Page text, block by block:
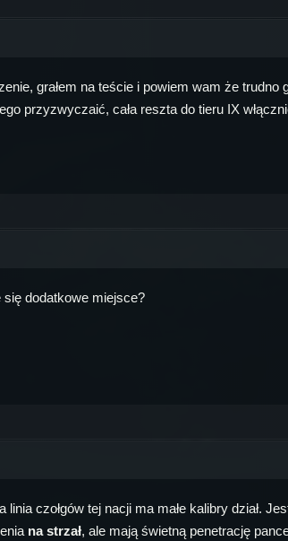
grałem na teście i powiem wam że
przyzwyczaić, cała reszta do tieru IX
się dodatkowe miejsce?
czołgów tej nacji ma małe kalibry dział.
na strzał, ale mają świetną penetrację